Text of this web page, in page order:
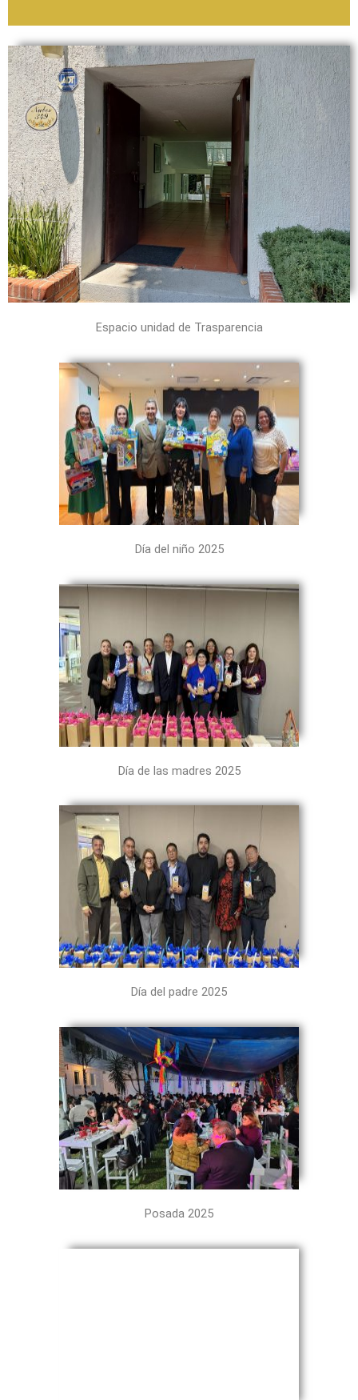
Espacio unidad de Trasparencia
Día del niño 2025
Día de las madres 2025
Día del padre 2025
Posada 2025